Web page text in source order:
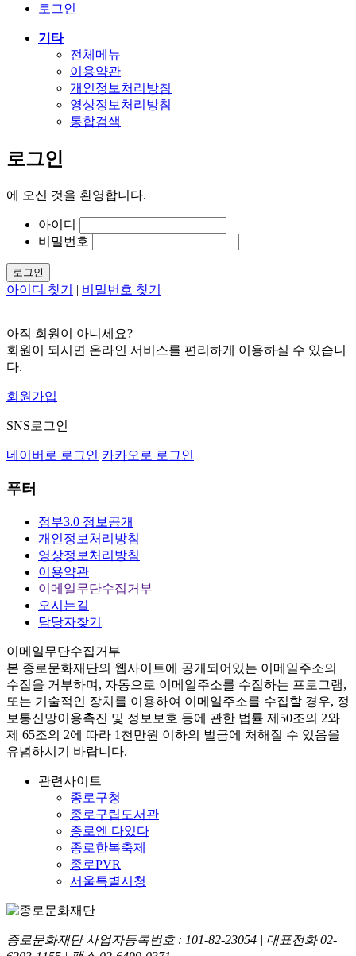
로그인
기타
전체메뉴
이용약관
개인정보처리방침
영상정보처리방침
통합검색
로그인
에 오신 것을 환영합니다.
아이디
비밀번호
로그인
아이디 찾기 | 비밀번호 찾기
아직 회원이 아니세요?
회원이 되시면 온라인 서비스를 편리하게 이용하실 수 있습니
다.
회원가입
SNS로그인
네이버로 로그인 카카오로 로그인
푸터
정부3.0 정보공개
개인정보처리방침
영상정보처리방침
이용약관
이메일무단수집거부
오시는길
담당자찾기
이메일무단수집거부
본 종로문화재단의 웹사이트에 공개되어있는 이메일주소의
수집을 거부하며, 자동으로 이메일주소를 수집하는 프로그램,
또는 기술적인 장치를 이용하여 이메일주소를 수집할 경우, 정
보통신망이용촉진 및 정보보호 등에 관한 법률 제50조의 2와
제 65조의 2에 따라 1천만원 이하의 벌금에 처해질 수 있음을
유념하시기 바랍니다.
관련사이트
종로구청
종로구립도서관
종로엔 다있다
종로한복축제
종로PVR
서울특별시청
종로문화재단 사업자등록번호 : 101-82-23054 | 대표전화02-